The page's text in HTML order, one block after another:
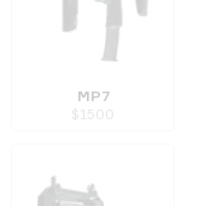
MP7
$ 1500